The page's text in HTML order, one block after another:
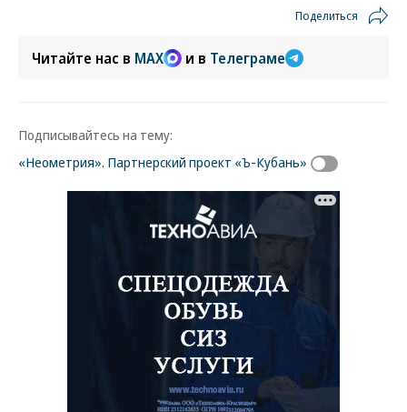
Поделиться
Читайте нас в MAX и в Телеграме
Подписывайтесь на тему:
«Неометрия». Партнерский проект «Ъ-Кубань»